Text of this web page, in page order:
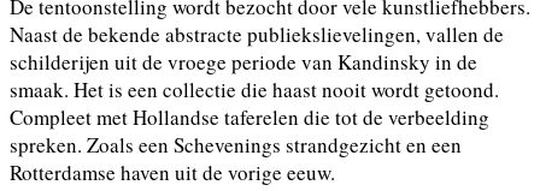
De tentoonstelling wordt bezocht door vele kunstliefhebbers.
Naast de bekende abstracte publiekslievelingen, vallen de
schilderijen uit de vroege periode van Kandinsky in de
smaak. Het is een collectie die haast nooit wordt getoond.
Compleet met Hollandse taferelen die tot de verbeelding
spreken. Zoals een Schevenings strandgezicht en een
Rotterdamse haven uit de vorige eeuw.